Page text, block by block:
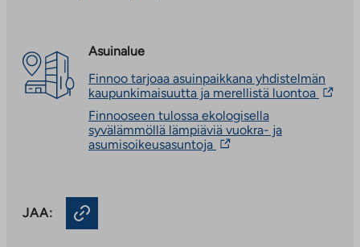
Asuinalue
Finnoo tarjoaa asuinpaikkana yhdistelmän
kaupunkimaisuutta ja merellistä luontoa Linkki
Finnooseen tulossa ekologisella
syvälämmöllä lämpiäviä vuokra- ja
asumisoikeusasuntoja Linkki
JAA: